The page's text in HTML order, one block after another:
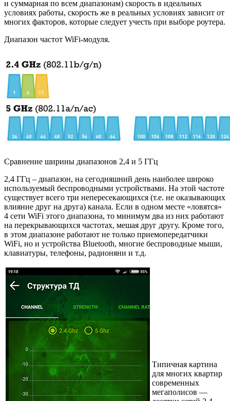
и суммарная по всем диапазонам) скорость в идеальных
условиях работы, скорость же в реальных условиях зависит от
многих факторов, которые следует учесть при выборе роутера.
Диапазон частот WiFi-модуля.
Сравнение ширины диапазонов 2,4 и 5 ГГц
2,4 ГГц – диапазон, на сегодняшний день наиболее широко
используемый беспроводными устройствами. На этой частоте
существует всего три непересекающихся (т.е. не оказывающих
влияние друг на друга) канала. Если в одном месте «ловятся»
4 сети WiFi этого диапазона, то минимум два из них работают
на перекрывающихся частотах, мешая друг другу. Кроме того,
в этом диапазоне работают не только приемопередатчики
WiFi, но и устройства Bluetooth, многие беспроводные мыши,
клавиатуры, телефоны, радионяни и т.д.
Типичная картина
для многих квартир
современных
мегаполисов —